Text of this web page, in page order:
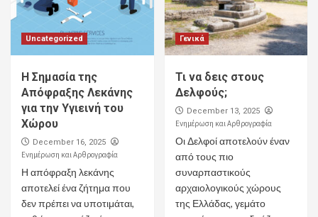
Uncategorized
Η Σημασία της
Απόφραξης Λεκάνης
για την Υγιεινή του
Χώρου
December 16, 2025
Ενημέρωση και Αρθρογραφία
Η απόφραξη λεκάνης
αποτελεί ένα ζήτημα που
δεν πρέπει να υποτιμάται,
Γενικά
Τι να δεις στους
Δελφούς;
December 13, 2025
Ενημέρωση και Αρθρογραφία
Οι Δελφοί αποτελούν έναν
από τους πιο
συναρπαστικούς
αρχαιολογικούς χώρους
της Ελλάδας, γεμάτο